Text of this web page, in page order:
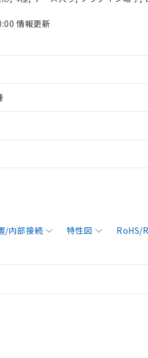
情報更新
/内部接続 特性図 RoHS/